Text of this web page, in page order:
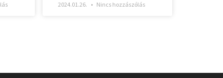
2024.01.26. Nincs hozzászólás